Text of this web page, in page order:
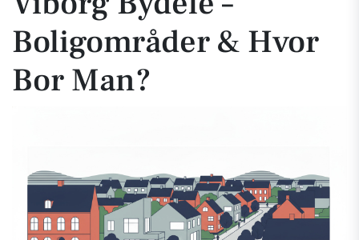
Boligområder & Hvor
Bor Man?